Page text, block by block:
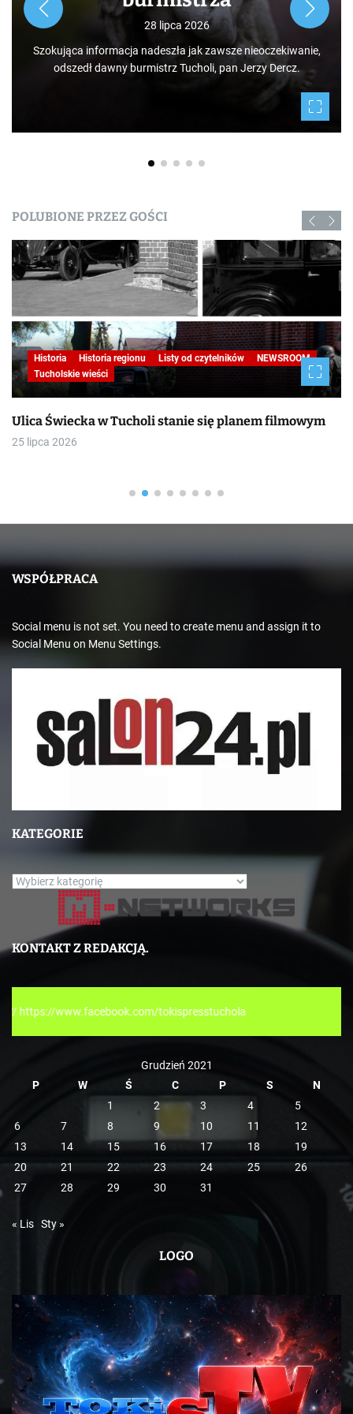
nieoczekiwanie,
Jerzy Dercz.
jak i mieszkańców, którzy niekoniecznie
po świecie. Mamy niezwykłe szczęście
Tucholskich i korzystać i to w dodatku za
daje nam natura.
POLUBIONE PRZEZ GOŚCI
Historia Historia regionu Listy od czytelników
NEWSROOM
Tucholskie wieści
Ulica Świecka w Tucholi stanie się planem filmowym
25 lipca 2026
WSPÓŁPRACA
Social menu is not set. You need to create menu and assign it to
Social Menu on Menu Settings.
KATEGORIE
K
e
i
e
KONTAKT Z REDAKCJĄ.
tokispresstuchola
Grudzień 2021
P
W Ś C P S
N
1
2 3 4
5
6
7 8 9 10 11
12
13
14 15 16 17 18
19
20
21 22 23 24 25
26
27
28 29 30 31
« Lis Sty »
LOGO